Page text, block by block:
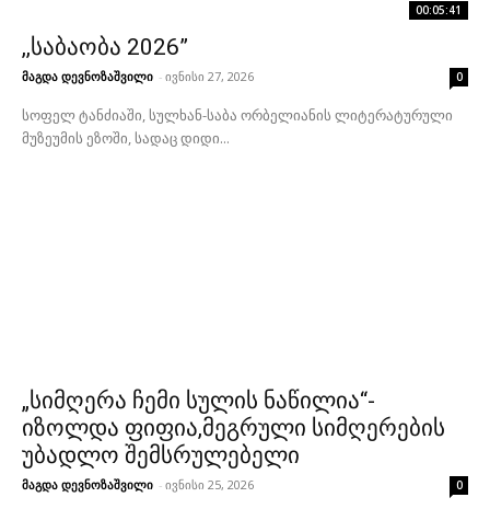
00:05:41
,,საბაობა 2026”
მაგდა დევნოზაშვილი - ივნისი 27, 2026 0
სოფელ ტანძიაში, სულხან-საბა ორბელიანის ლიტერატურული
მუზეუმის ეზოში, სადაც დიდი...
„სიმღერა ჩემი სულის ნაწილია“-
იზოლდა ფიფია,მეგრული სიმღერების
უბადლო შემსრულებელი
მაგდა დევნოზაშვილი - ივნისი 25, 2026 0